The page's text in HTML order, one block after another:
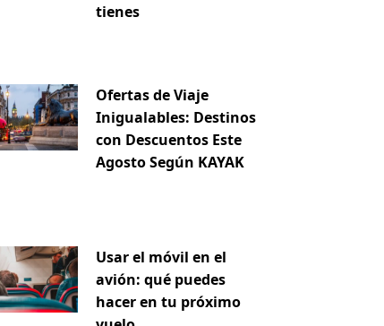
tienes
Ofertas de Viaje
Inigualables: Destinos
con Descuentos Este
Agosto Según KAYAK
Usar el móvil en el
avión: qué puedes
hacer en tu próximo